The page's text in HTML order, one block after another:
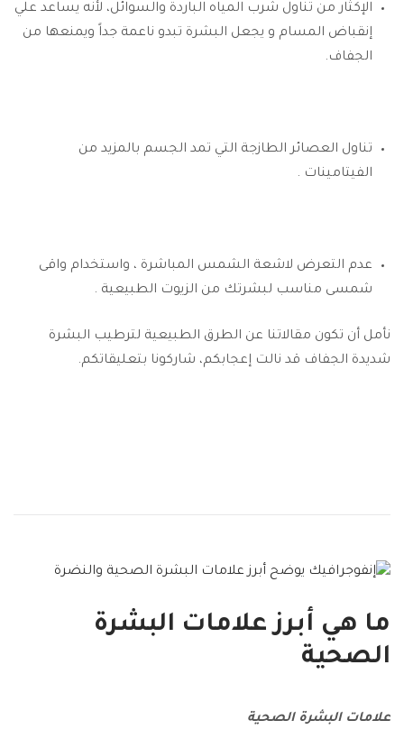
الإكثار من تناول شرب المياه الباردة والسوائل، لأنه يساعد علي
إنقباض المسام و يجعل البشرة تبدو ناعمة جداً ويمنعها من
الجفاف.
تناول العصائر الطازجة التي تمد الجسم بالمزيد من
الفيتامينات .
عدم التعرض لاشعة الشمس المباشرة ، واستخدام واقى
شمسى مناسب لبشرتك من الزيوت الطبيعية .
نأمل أن تكون مقالاتنا عن الطرق الطبيعية لترطيب البشرة
شديدة الجفاف قد نالت إعجابكم، شاركونا بتعليقاتكم.
ما هي أبرز علامات البشرة
الصحية
علامات البشرة الصحية